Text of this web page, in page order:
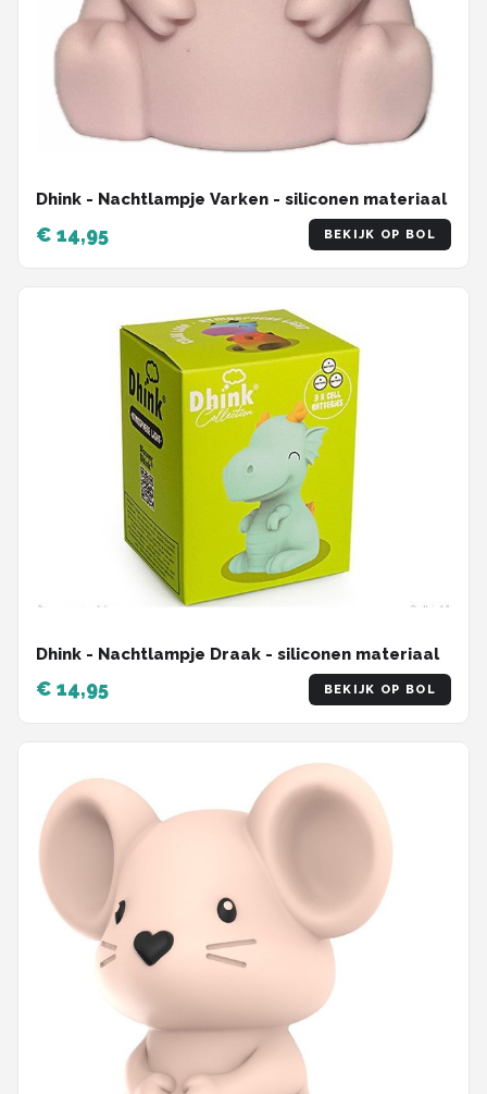
Dhink - Nachtlampje Varken - siliconen materiaal
€ 14,95 BEKIJK OP BOL
Dhink - Nachtlampje Draak - siliconen materiaal
€ 14,95 BEKIJK OP BOL